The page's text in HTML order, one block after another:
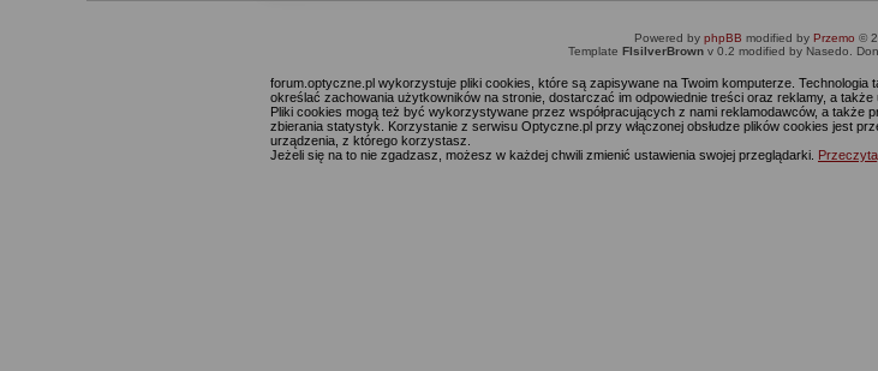
Powered by phpBB modified by Przemo ©
Template FIsilverBrownv 0.2 modified by Nasedo.
forum.optyczne.pl wykorzystuje pliki cookies, które są zapisywane na Twoim komputerze.
określać zachowania użytkowników na stronie, dostarczać im odpowiednie treści oraz reklamy, a
Pliki cookies mogą też być wykorzystywane przez współpracujących z nami reklamodawców, a
zbierania statystyk. Korzystanie z serwisu Optyczne.pl przy włączonej obsłudze plików cookies jest
urządzenia, z którego korzystasz.
Jeżeli się na to nie zgadzasz, możesz w każdej chwili zmienić ustawienia swojej przeglądarki.